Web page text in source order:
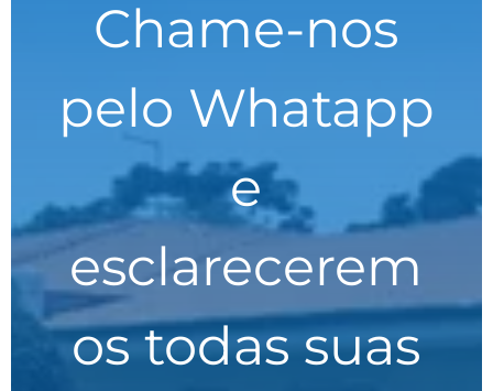
Chame-nos
pelo Whatapp
e
esclarecerem
os todas suas